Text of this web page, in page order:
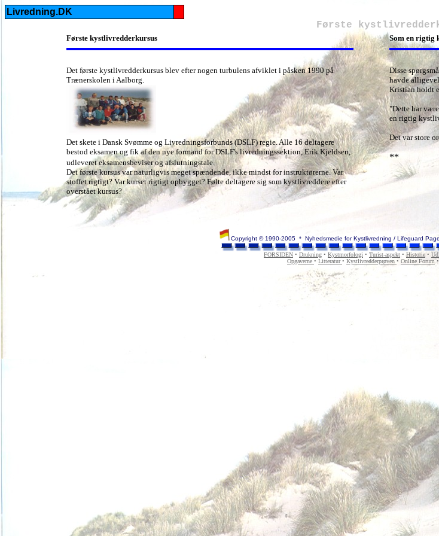
Livredning.DK
Første
Første kystlivredderkursus
Det første kystlivredderkursus blev efter nogen turbulens afviklet i påsken 1990 på
Trænerskolen i Aalborg.
Det skete i Dansk Svømme og Livredningsforbunds (DSLF) regie. Alle 16 deltagere
bestod eksamen og fik af den nye formand for DSLF's livredningssektion, Erik Kjeldsen,
udleveret eksamensbeviser og afslutningstale.
Det første kursus var naturligvis meget spændende, ikke mindst for instruktørerne. Var
stoffet rigtigt? Var kurset rigtigt opbygget? Følte deltagere sig som kystlivreddere efter
overstået kursus?
Som en rigtig
Disse
havde
Kristian holdt
"Dette har
en rigtig
Det var store
**
Copyright © 1990-2005 * Nyhedsmedie for Kystlivredning / Lifeguard
FORSIDEN • Drukning • Kystmorfologi • Turist-aspekt • Historie •
Opgaverne • Litteratur• Kystlivredderprøven • Online Forum•